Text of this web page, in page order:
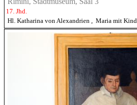
17. Jhd.
Hl. Katharina von Alexandrien
Maria mit Kind